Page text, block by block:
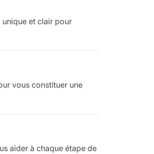
et clair pour
vous constituer une
aider à chaque étape de